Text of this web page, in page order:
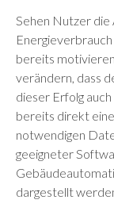
Sehen Nutzer die
bereits
verändern, dass
dieser Erfolg
bereits direkt
notwendigen
geeigneter
dargestellt